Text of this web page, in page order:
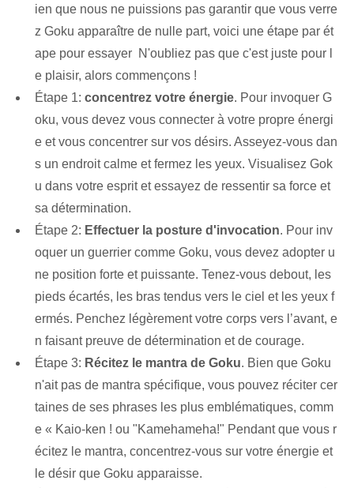
ien que nous ne puissions pas garantir que vous verre
z Goku apparaître de nulle part, voici une étape par ét
ape pour essayer ⁢ N'oubliez pas que c'est juste pour l
e plaisir, alors commençons !
Étape 1: concentrez votre énergie. Pour invoquer G
oku, vous devez vous connecter à votre propre énergi
e et vous concentrer sur vos désirs. Asseyez-vous dan
s un endroit calme et fermez les yeux. Visualisez Gok
u dans votre esprit et essayez de ressentir sa force et
sa détermination.
Étape 2: Effectuer la posture d'invocation. Pour inv
oquer un guerrier comme Goku, vous devez adopter u
ne position forte et puissante. Tenez-vous debout, les
pieds écartés, les bras tendus vers le ciel et les yeux f
ermés. Penchez légèrement votre corps vers l’avant, e
n faisant preuve de détermination et de courage.
Étape 3: Récitez le mantra de Goku. Bien que Goku
n'ait pas de mantra spécifique, vous pouvez réciter cer
taines de ses phrases les plus emblématiques, comm
e « Kaio-ken ! ou "Kamehameha!" Pendant que vous r
écitez le mantra, concentrez-vous sur votre énergie et
le désir que Goku apparaisse.